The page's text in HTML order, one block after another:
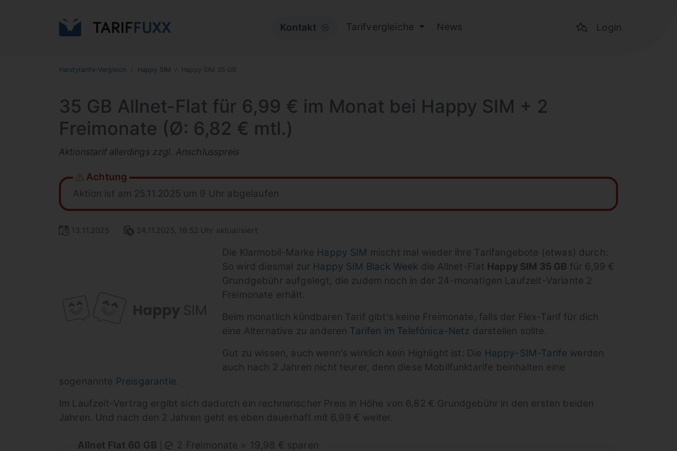
Kontakt ⦿ Tarifvergleiche News Login
Handytarife-Vergleich Happy SIM Happy SIM 35 GB
35 GB Allnet-Flat für 6,99 € im Monat bei Happy SIM + 2
Freimonate (Ø: 6,82 € mtl.)
Aktionstarif allerdings zzgl. Anschlusspreis
Achtung
Aktion ist am 25.11.2025 um 9 Uhr abgelaufen
13.11.2025 24.11.2025, 16:52 Uhr aktualisiert
Die Klarmobil-Marke Happy SIM mischt mal wieder ihre Tarifangebote (etwas) durch:
So wird diesmal zur Happy SIM Black Week die Allnet-Flat Happy SIM 35 GB für 6,99 €
Grundgebühr aufgelegt, die zudem noch in der 24-monatigen Laufzeit-Variante 2
Freimonate erhält.
Beim monatlich kündbaren Tarif gibt's keine Freimonate, falls der Flex-Tarif für dich
eine Alternative zu anderen Tarifen im Telefónica-Netz darstellen sollte.
Gut zu wissen, auch wenn's wirklich kein Highlight ist: Die Happy-SIM-Tarife werden
auch nach 2 Jahren nicht teurer, denn diese Mobilfunktarife beinhalten eine
sogenannte Preisgarantie.
Im Laufzeit-Vertrag ergibt sich dadurch ein rechnerischer Preis in Höhe von 6,82 € Grundgebühr in den ersten beiden
Jahren. Und nach den 2 Jahren geht es eben dauerhaft mit 6,99 € weiter.
Allnet Flat 60 GB 2 Freimonate = 19,98 € sparen